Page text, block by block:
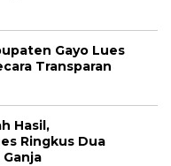
Gayo Lues
Transparan
Hasil,
Ringkus Dua